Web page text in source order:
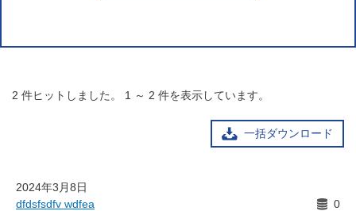
2 件ヒットしました。 1 ～ 2 件を表示しています。
一括ダウンロード
2024年3月8日
dfdsfsdfv wdfea
0